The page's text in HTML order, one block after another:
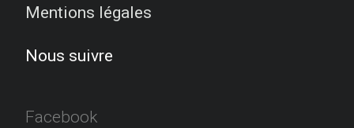
Mentions légales
Nous suivre
Facebook